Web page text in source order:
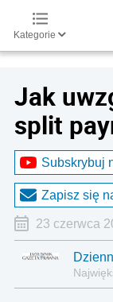
Kategorie
Jak
split
Subskrybuj
Zapisz się
23 czerwca